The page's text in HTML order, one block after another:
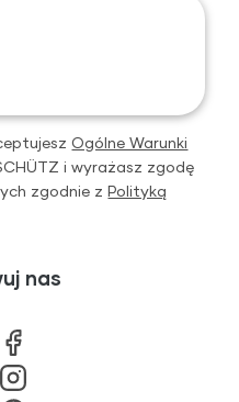
Ogólne Warunki
i wyrażasz zgodę
zgodnie zPolityką
nas